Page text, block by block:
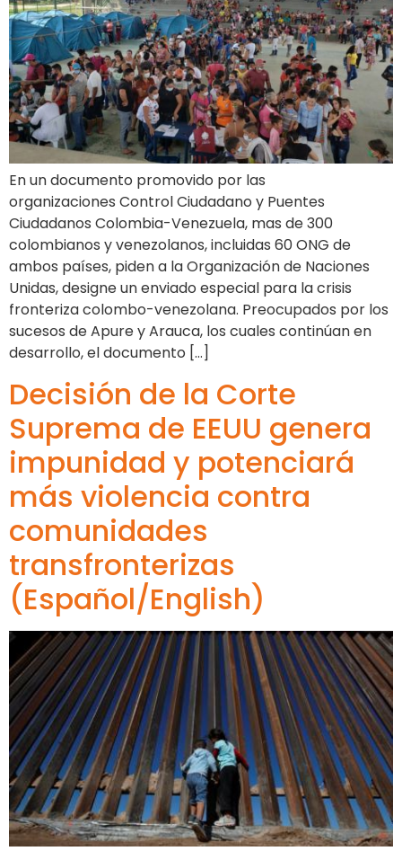
En un documento promovido por las
organizaciones Control Ciudadano y Puentes
Ciudadanos Colombia-Venezuela, mas de 300
colombianos y venezolanos, incluidas 60 ONG de
ambos países, piden a la Organización de Naciones
Unidas, designe un enviado especial para la crisis
fronteriza colombo-venezolana. Preocupados por los
sucesos de Apure y Arauca, los cuales continúan en
desarrollo, el documento […]
Decisión de la Corte
Suprema de EEUU genera
impunidad y potenciará
más violencia contra
comunidades
transfronterizas
(Español/English)